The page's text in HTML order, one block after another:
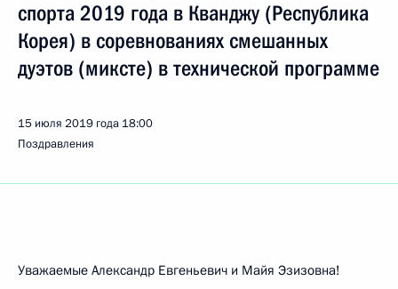
спорта 2019 года в Кванджу (Республика
Корея) в соревнованиях смешанных
дуэтов (миксте) в технической программе
15 июля 2019 года 18:00
Поздравления
Уважаемые Александр Евгеньевич и Майя Эзизовна!